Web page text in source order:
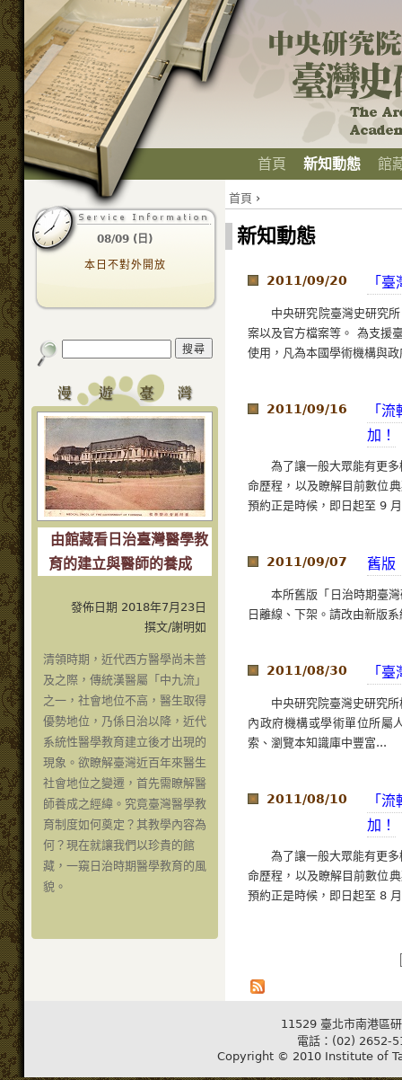
首頁 新知動態 館
08/09 (日)
本日不對外開放
由館藏看日治臺灣醫學教
育的建立與醫師的養成
發佈日期 2018年7月23日
撰文/謝明如
清領時期，近代西方醫學尚未普
及之際，傳統漢醫屬「中九流」
之一，社會地位不高，醫生取得
優勢地位，乃係日治以降，近代
系統性醫學教育建立後才出現的
現象。欲瞭解臺灣近百年來醫生
社會地位之變遷，首先需瞭解醫
師養成之經緯。究竟臺灣醫學教
育制度如何奠定？其教學內容為
何？現在就讓我們以珍貴的館
藏，一窺日治時期醫學教育的風
貌。
首頁 ›
新知動態
2011/09/20 「
中央研究院臺灣史研究
案以及官方檔案等。 為支援
使用，凡為本國學術機構與
2011/09/16
「
加！
為了讓一般大眾能有更
命歷程，以及瞭解目前數位
預約正是時候，即日起至 9
2011/09/07 舊版
本所舊版「日治時期臺
日離線、下架。請改由新版
2011/08/30 「
中央研究院臺灣史研究
內政府機構或學術單位所屬
索、瀏覽本知識庫中豐富...
2011/08/10
「
加！
為了讓一般大眾能有更
命歷程，以及瞭解目前數位
預約正是時候，即日起至 8
11529 臺北市南港區
電話：(02) 2652-
Copyright © 2010 Institute of